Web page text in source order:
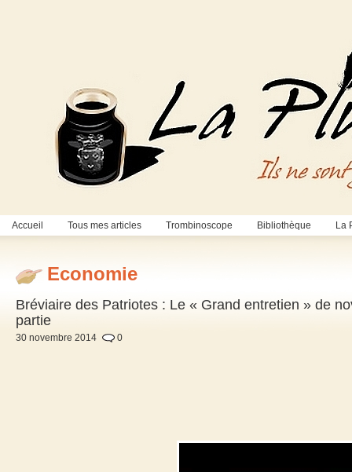
Accueil Tous mes articles Trombinoscope Bibliothèque La
Economie
Bréviaire des Patriotes : Le « Grand entretien » de
partie
30 novembre 2014 0